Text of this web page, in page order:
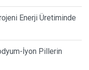
Enerji Üretiminde
İyon Pillerin